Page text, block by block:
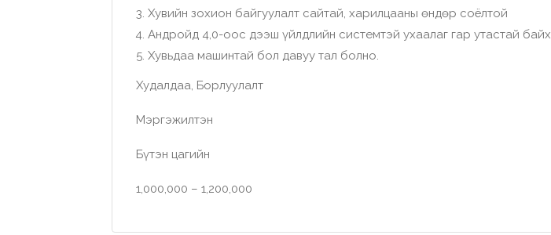
Хувийн зохион байгуулалт сайтай, харилцааны өндөр соёлтой
Андройд 4,0-оос дээш үйлдлийн системтэй ухаалаг гар утастай байх
Хувьдаа машинтай бол давуу тал болно.
Худалдаа, Борлуулалт
Мэргэжилтэн
Бүтэн цагийн
1,000,000 – 1,200,000